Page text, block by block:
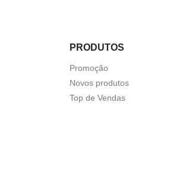
PRODUTOS
Promoção
Novos produtos
Top de Vendas